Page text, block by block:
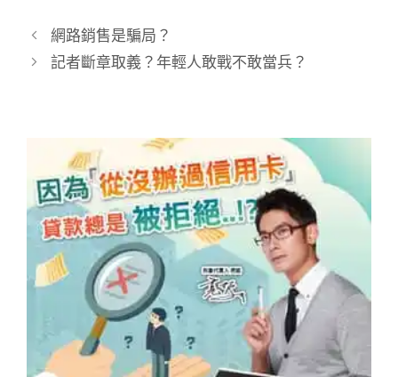
網路銷售是騙局？
記者斷章取義？年輕人敢戰不敢當兵？